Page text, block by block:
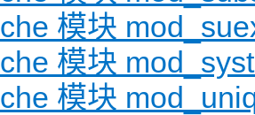
模块
模块
模块